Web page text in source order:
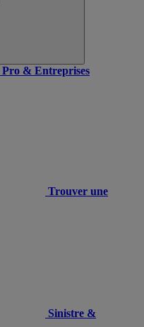
Pro & Entreprises
Trouver une
Sinistre &